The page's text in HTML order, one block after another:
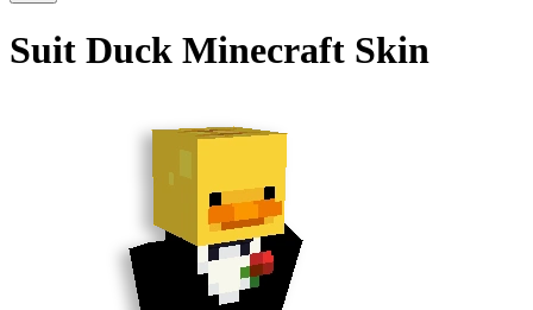
Suit Duck Minecraft Skin